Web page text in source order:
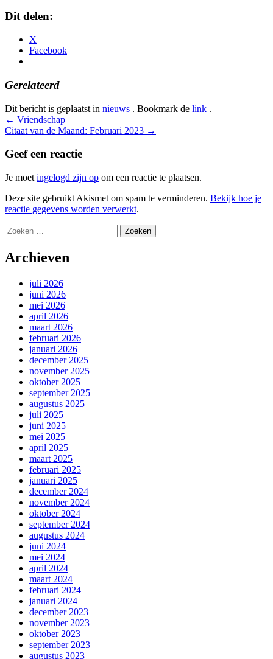
Dit delen:
X
Facebook
Gerelateerd
Dit bericht is geplaatst in nieuws . Bookmark de link .
Bericht
navigatie
← Vriendschap
Citaat van de Maand: Februari 2023 →
Geef een reactie
Je moet ingelogd zijn op om een reactie te plaatsen.
Deze site gebruikt Akismet om spam te verminderen. Bekijk hoe je
reactie gegevens worden verwerkt.
Zoeken
naar:
Archieven
juli 2026
juni 2026
mei 2026
april 2026
maart 2026
februari 2026
januari 2026
december 2025
november 2025
oktober 2025
september 2025
augustus 2025
juli 2025
juni 2025
mei 2025
april 2025
maart 2025
februari 2025
januari 2025
december 2024
november 2024
oktober 2024
september 2024
augustus 2024
juni 2024
mei 2024
april 2024
maart 2024
februari 2024
januari 2024
december 2023
november 2023
oktober 2023
september 2023
augustus 2023